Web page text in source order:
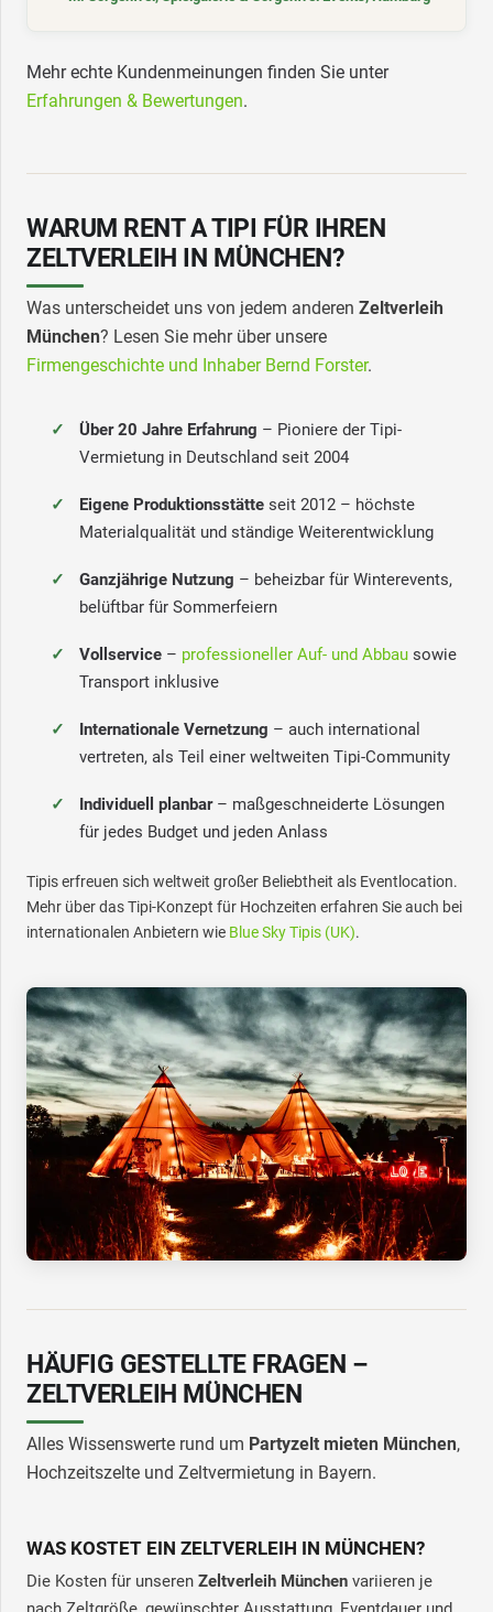
Mehr echte Kundenmeinungen finden Sie unter
Erfahrungen & Bewertungen.
WARUM RENT A TIPI FÜR IHREN
ZELTVERLEIH IN MÜNCHEN?
Was unterscheidet uns von jedem anderen Zeltverleih
München? Lesen Sie mehr über unsere
Firmengeschichte und Inhaber Bernd Forster.
Über 20 Jahre Erfahrung – Pioniere der Tipi-
Vermietung in Deutschland seit 2004
Eigene Produktionsstätte seit 2012 – höchste
Materialqualität und ständige Weiterentwicklung
Ganzjährige Nutzung – beheizbar für Winterevents,
belüftbar für Sommerfeiern
Vollservice – professioneller Auf- und Abbau sowie
Transport inklusive
Internationale Vernetzung – auch international
vertreten, als Teil einer weltweiten Tipi-Community
Individuell planbar– maßgeschneiderte Lösungen
für jedes Budget und jeden Anlass
Tipis erfreuen sich weltweit großer Beliebtheit als Eventlocation.
Mehr über das Tipi-Konzept für Hochzeiten erfahren Sie auch bei
internationalen Anbietern wie Blue Sky Tipis (UK).
HÄUFIG GESTELLTE FRAGEN –
ZELTVERLEIH MÜNCHEN
Alles Wissenswerte rund um Partyzelt mieten München,
Hochzeitszelte und Zeltvermietung in Bayern.
WAS KOSTET EIN ZELTVERLEIH IN MÜNCHEN?
Die Kosten für unseren Zeltverleih München variieren je